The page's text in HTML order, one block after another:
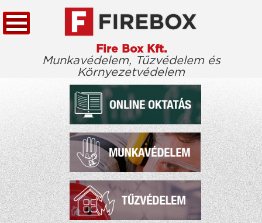
Fire Box Kft.
Munkavédelem, Tűzvédelem és
Környezetvédelem
KEZDŐLAP
TÖRVÉNYTÁR
CÉGÜNKRŐL
KIEMELT ÜGYFELEINK
ELÉRHETŐSÉG